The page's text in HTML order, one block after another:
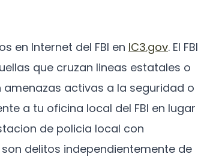
en Internet del FBI en IC3.gov. El FBI
que cruzan lineas estatales o
activas a la seguridad o
a tu oficina local del FBI en lugar
de policia local con
delitos independientemente de